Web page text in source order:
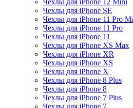
Чехлы для iPhone 12 Mini
Чехлы для iPhone SE
Чехлы для iPhone 11 Pro
Чехлы для iPhone 11 Pro
Чехлы для iPhone 11
Чехлы для iPhone XS Max
Чехлы для iPhone XR
Чехлы для iPhone XS
Чехлы для iPhone X
Чехлы для iPhone 8 Plus
Чехлы для iPhone 8
Чехлы для iPhone 7 Plus
Чехлы для iPhone 7